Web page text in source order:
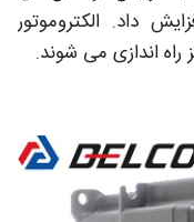
داد. الکتروموتور